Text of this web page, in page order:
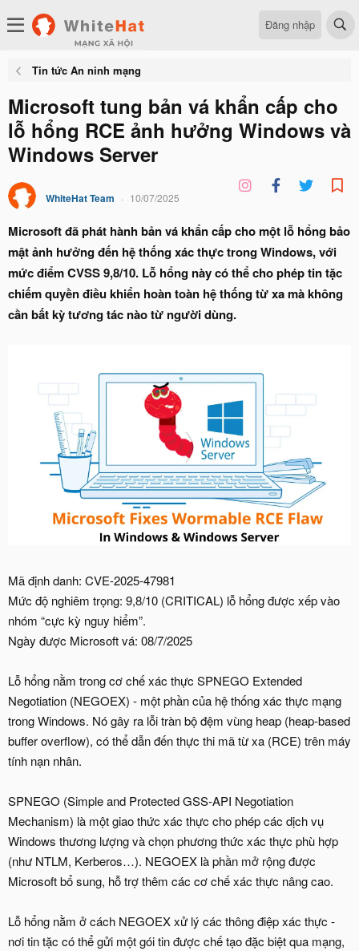
Đăng nhập
Tin tức An ninh mạng
Microsoft tung bản vá khẩn cấp cho
lỗ hổng RCE ảnh hưởng Windows và
Windows Server
WhiteHat Team 10/07/2025
Microsoft đã phát hành bản vá khẩn cấp cho một lỗ hổng bảo
mật ảnh hưởng đến hệ thống xác thực trong Windows, với
mức điểm CVSS 9,8/10. Lỗ hổng này có thể cho phép tin tặc
chiếm quyền điều khiển hoàn toàn hệ thống từ xa mà không
cần bất kỳ tương tác nào từ người dùng.
Mã định danh: CVE-2025-47981
Mức độ nghiêm trọng: 9,8/10 (CRITICAL) lỗ hổng được xếp vào
nhóm “cực kỳ nguy hiểm”.
Ngày được Microsoft vá: 08/7/2025
Lỗ hổng nằm trong cơ chế xác thực SPNEGO Extended
Negotiation (NEGOEX) - một phần của hệ thống xác thực mạng
trong Windows. Nó gây ra lỗi tràn bộ đệm vùng heap (heap-based
buffer overflow), có thể dẫn đến thực thi mã từ xa (RCE) trên máy
tính nạn nhân.
SPNEGO (Simple and Protected GSS-API Negotiation
Mechanism) là một giao thức xác thực cho phép các dịch vụ
Windows thương lượng và chọn phương thức xác thực phù hợp
(như NTLM, Kerberos…). NEGOEX là phần mở rộng được
Microsoft bổ sung, hỗ trợ thêm các cơ chế xác thực nâng cao.
Lỗ hổng nằm ở cách NEGOEX xử lý các thông điệp xác thực -
nơi tin tặc có thể gửi một gói tin được chế tạo đặc biệt qua mạng,